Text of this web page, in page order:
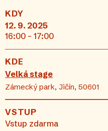
KDY
12. 9. 2025
16:00 - 17:00
KDE
Velká stage
Zámecký park, Jičín, 50601
VSTUP
Vstup zdarma